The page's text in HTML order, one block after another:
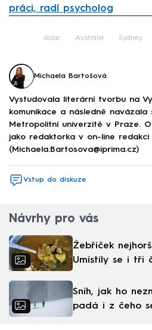
práci, radí psycholog
dolar Austrálie Sydney
Michaela Bartošová
Vystudovala literární tvorbu na
komunikace a následně navázala
Metropolitní univerzitě v Praze.
jako redaktorka v on-line redakci
(Michaela.Bartosova@iprima.cz)
Vstup do diskuze
Návrhy pro vás
Žebříček
Umístily se i tři
Sníh, jak ho
padá i z čeho